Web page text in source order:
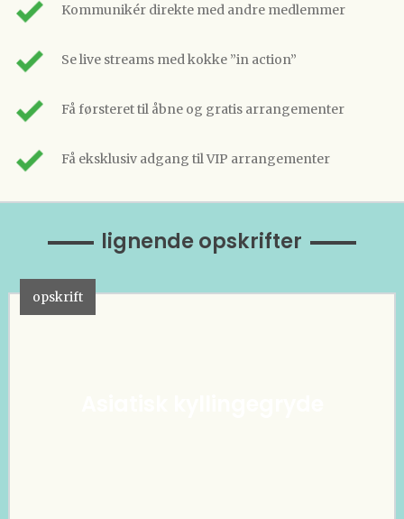
Kommunikér direkte med andre medlemmer
Se live streams med kokke ”in action”
Få førsteret til åbne og gratis arrangementer
Få eksklusiv adgang til VIP arrangementer
lignende opskrifter
opskrift